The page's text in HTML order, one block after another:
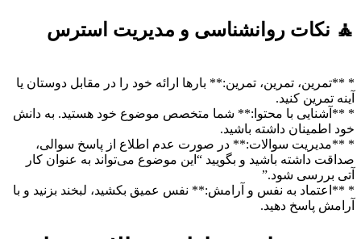
🧘 نکات روانشناسی و مدیریت استرس
* **تمرین، تمرین، تمرین:** بارها ارائه خود را در مقابل دوستان یا
آینه تمرین کنید.
* **آشنایی با محتوا:** شما متخصص موضوع خود هستید. به دانش
خود اطمینان داشته باشید.
* **مدیریت سوالات:** در صورت عدم اطلاع از پاسخ سوالی،
صداقت داشته باشید و بگویید “این موضوع می‌تواند به عنوان کار
آتی بررسی شود.”
* **اعتماد به نفس و آرامش:** نفس عمیق بکشید، لبخند بزنید و با
آرامش پاسخ دهید.